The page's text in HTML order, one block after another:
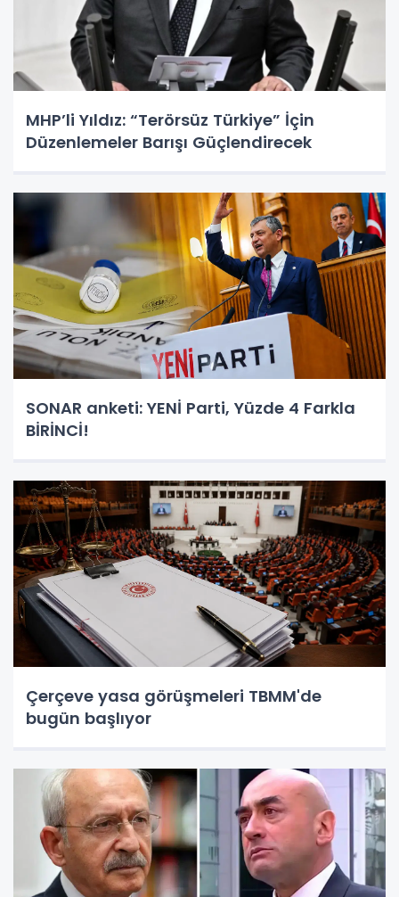
MHP’li Yıldız: “Terörsüz Türkiye” İçin
Düzenlemeler Barışı Güçlendirecek
SONAR anketi: YENİ Parti, Yüzde 4 Farkla
BİRİNCİ!
Çerçeve yasa görüşmeleri TBMM'de
bugün başlıyor